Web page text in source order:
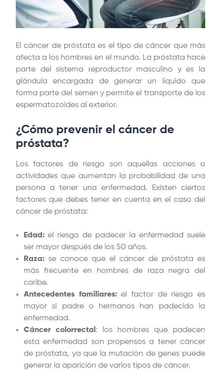
El cáncer de próstata es el tipo de cáncer que más
afecta a los hombres en el mundo. La próstata hace
parte del sistema reproductor masculino y es la
glándula encargada de generar un líquido que
forma parte del semen y permite el transporte de los
espermatozoides al exterior.
¿Cómo prevenir el cáncer de
próstata?
Los factores de riesgo son aquellas acciones o
actividades que aumentan la probabilidad de una
persona a tener una enfermedad. Existen ciertos
factores que debes tener en cuenta en el caso del
cáncer de próstata:
Edad: el riesgo de padecer la enfermedad suele
ser mayor después de los 50 años.
Raza: se conoce que el cáncer de próstata es
más frecuente en hombres de raza negra del
caribe.
Antecedentes familiares:el factor de riesgo es
mayor si padre o hermanos han padecido la
enfermedad.
Cáncer colorrectal : los hombres que padecen
esta enfermedad son propensos a tener cáncer
de próstata, ya que la mutación de genes puede
generar la aparición de varios tipos de cáncer.